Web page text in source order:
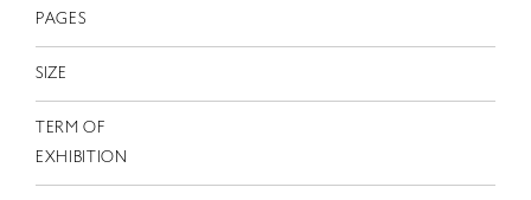
PAGES
SIZE
TERM OF
EXHIBITION